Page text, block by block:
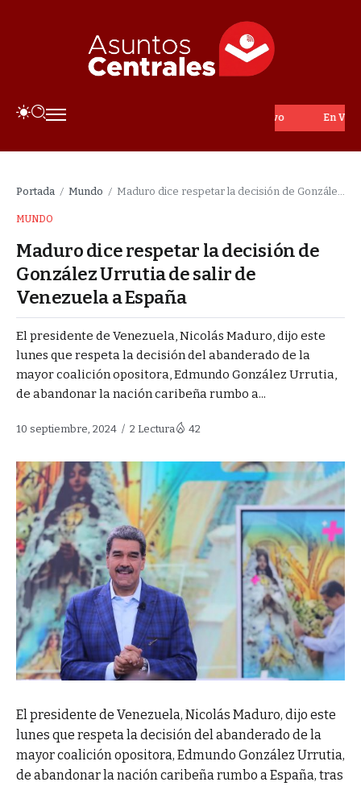
En Vivo
Portada / Mundo / Maduro dice respetar la decisión de González Urrutia de salir de Venezuela a España
MUNDO
Maduro dice respetar la decisión de
González Urrutia de salir de
Venezuela a España
El presidente de Venezuela, Nicolás Maduro, dijo este
lunes que respeta la decisión del abanderado de la
mayor coalición opositora, Edmundo González Urrutia,
de abandonar la nación caribeña rumbo a...
10 septiembre, 2024 2 Lectura 42
El presidente de Venezuela, Nicolás Maduro, dijo este
lunes que respeta la decisión del abanderado de la
mayor coalición opositora, Edmundo González Urrutia,
de abandonar la nación caribeña rumbo a España, tras